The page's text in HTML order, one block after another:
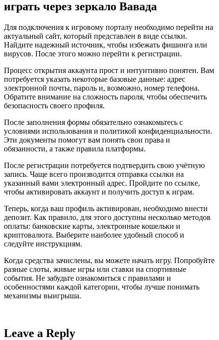
играть через зеркало Вавада
Для подключения к игровому порталу необходимо перейти на
актуальный сайт, который представлен в виде ссылки.
Найдите надежный источник, чтобы избежать фишинга или
вирусов. После этого можно перейти к регистрации.
Процесс открытия аккаунта прост и интуитивно понятен. Вам
потребуется указать некоторые базовые данные: адрес
электронной почты, пароль и, возможно, номер телефона.
Обратите внимание на сложность пароля, чтобы обеспечить
безопасность своего профиля.
После заполнения формы обязательно ознакомьтесь с
условиями использования и политикой конфиденциальности.
Эти документы помогут вам понять свои права и
обязанности, а также правила платформы.
После регистрации потребуется подтвердить свою учётную
запись. Чаще всего производится отправка ссылки на
указанный вами электронный адрес. Пройдите по ссылке,
чтобы активировать аккаунт и получить доступ к играм.
Теперь, когда ваш профиль активирован, необходимо внести
депозит. Как правило, для этого доступны несколько методов
оплаты: банковские карты, электронные кошельки и
криптовалюта. Выберите наиболее удобный способ и
следуйте инструкциям.
Когда средства зачислены, вы можете начать игру. Попробуйте
разные слоты, живые игры или ставки на спортивные
события. Не забудьте ознакомиться с правилами и
особенностями каждой категории, чтобы лучше понимать
механизмы выигрыша.
Leave a Reply